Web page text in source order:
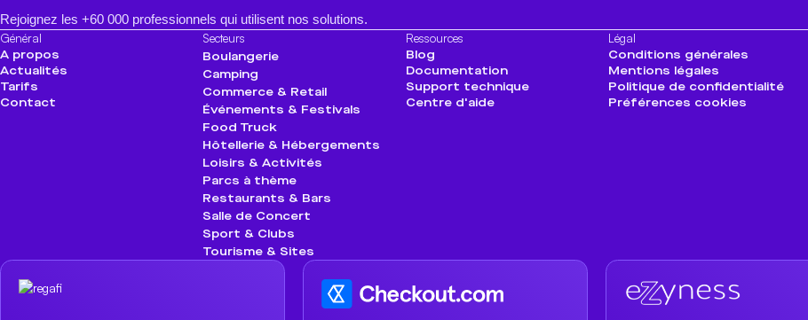
Rejoignez les +60 000 professionnels qui utilisent nos solutions.
Général
A propos
Actualités
Tarifs
Contact
Secteurs
Boulangerie
Camping
Commerce & Retail
Événements & Festivals
Food Truck
Hôtellerie & Hébergements
Loisirs & Activités
Parcs à thème
Restaurants & Bars
Salle de Concert
Sport & Clubs
Tourisme & Sites
Ressources
Blog
Documentation
Support technique
Centre d'aide
Légal
Conditions générales
Mentions légales
Politique de confidentialité
Préférences cookies